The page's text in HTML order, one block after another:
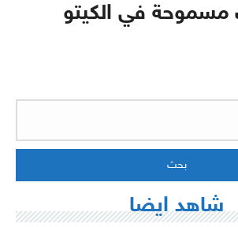
مسموحة في الكيتو
شاهد ايضا